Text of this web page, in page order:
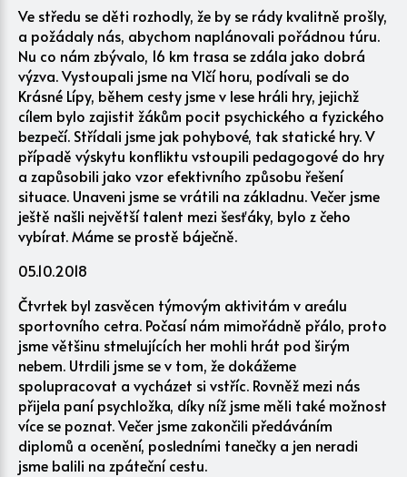
Ve středu se děti rozhodly, že by se rády kvalitně prošly,
a požádaly nás, abychom naplánovali pořádnou túru.
Nu co nám zbývalo, 16 km trasa se zdála jako dobrá
výzva. Vystoupali jsme na Vlčí horu, podívali se do
Krásné Lípy, během cesty jsme v lese hráli hry, jejichž
cílem bylo zajistit žákům pocit psychického a fyzického
bezpečí. Střídali jsme jak pohybové, tak statické hry. V
případě výskytu konfliktu vstoupili pedagogové do hry
a zapůsobili jako vzor efektivního způsobu řešení
situace. Unaveni jsme se vrátili na základnu. Večer jsme
ještě našli největší talent mezi šesťáky, bylo z čeho
vybírat. Máme se prostě báječně.
05.10.2018
Čtvrtek byl zasvěcen týmovým aktivitám v areálu
sportovního cetra. Počasí nám mimořádně přálo, proto
jsme většinu stmelujících her mohli hrát pod širým
nebem. Utrdili jsme se v tom, že dokážeme
spolupracovat a vycházet si vstříc. Rovněž mezi nás
přijela paní psychložka, díky níž jsme měli také možnost
více se poznat. Večer jsme zakončili předáváním
diplomů a ocenění, posledními tanečky a jen neradi
jsme balili na zpáteční cestu.